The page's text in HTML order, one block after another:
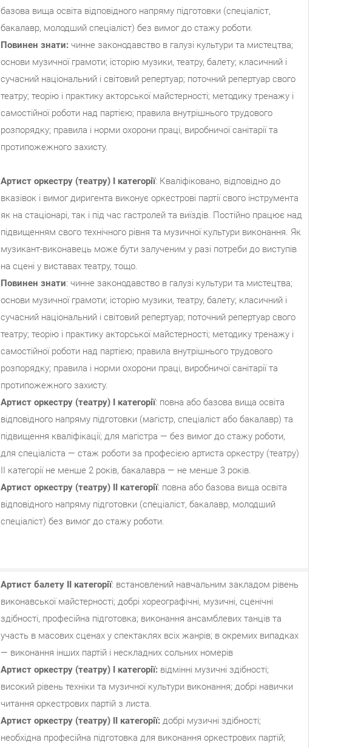
базова вища освіта відповідного напряму підготовки (спеціаліст,
бакалавр, молодший спеціаліст) без вимог до стажу роботи.
Повинен знати: чинне законодавство в галузі культури та мистецтва;
основи музичної грамоти; історію музики, театру, балету; класичний і
сучасний національний і світовий репертуар; поточний репертуар свого
театру; теорію і практику акторської майстерності; методику тренажу і
самостійної роботи над партією; правила внутрішнього трудового
розпорядку; правила і норми охорони праці, виробничої санітарії та
протипожежного захисту.
Артист оркестру (театру) I категорії: Кваліфіковано, відповідно до
вказівок і вимог диригента виконує оркестрові партії свого інструмента
як на стаціонарі, так і під час гастролей та виїздів. Постійно працює над
підвищенням свого технічного рівня та музичної культури виконання. Як
музикант-виконавець може бути залученим у разі потреби до виступів
на сцені у виставах театру, тощо.
Повинен знати: чинне законодавство в галузі культури та мистецтва;
основи музичної грамоти; історію музики, театру, балету; класичний і
сучасний національний і світовий репертуар; поточний репертуар свого
театру; теорію і практику акторської майстерності; методику тренажу і
самостійної роботи над партією; правила внутрішнього трудового
розпорядку; правила і норми охорони праці, виробничої санітарії та
протипожежного захисту.
Артист оркестру (театру) I категорії: повна або базова вища освіта
відповідного напряму підготовки (магістр, спеціаліст або бакалавр) та
підвищення кваліфікації; для магістра — без вимог до стажу роботи,
для спеціаліста — стаж роботи за професією артиста оркестру (театру)
II категорії не менше 2 років, бакалавра — не менше 3 років.
Артист оркестру (театру) II категорії: повна або базова вища освіта
відповідного напряму підготовки (спеціаліст, бакалавр, молодший
спеціаліст) без вимог до стажу роботи.
Артист балету II категорії: встановлений навчальним закладом рівень
виконавської майстерності; добрі хореографічні, музичні, сценічні
здібності, професійна підготовка; виконання ансамблевих танців та
участь в масових сценах у спектаклях всіх жанрів; в окремих випадках
— виконання інших партій і нескладних сольних номерів
Артист оркестру (театру) I категорії: відмінні музичні здібності;
високий рівень техніки та музичної культури виконання; добрі навички
читання оркестрових партій з листа.
Артист оркестру (театру) II категорії: добрі музичні здібності;
необхідна професійна підготовка для виконання оркестрових партій;